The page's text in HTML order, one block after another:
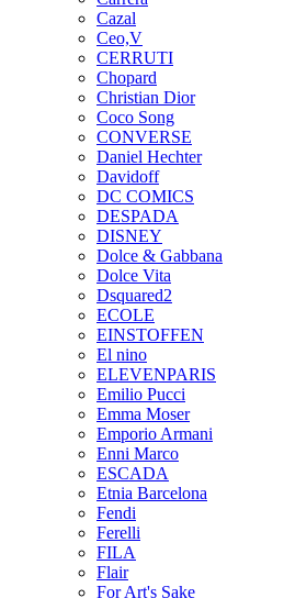
Cazal
Ceo,V
CERRUTI
Chopard
Christian Dior
Coco Song
CONVERSE
Daniel Hechter
Davidoff
DC COMICS
DESPADA
DISNEY
Dolce & Gabbana
Dolce Vita
Dsquared2
ECOLE
EINSTOFFEN
El nino
ELEVENPARIS
Emilio Pucci
Emma Moser
Emporio Armani
Enni Marco
ESCADA
Etnia Barcelona
Fendi
Ferelli
FILA
Flair
For Art's Sake